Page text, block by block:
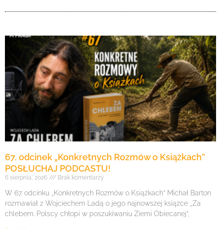
67. odcinek „Konkretnych Rozmów o Książkach”
POSŁUCHAJ PODCASTU!
6 sierpnia, 2026 Brak komentarzy
W 67. odcinku „Konkretnych Rozmów o Książkach” Michał Barton
rozmawiał z Wojciechem Ladą o jego najnowszej książce „Za
chlebem. Polscy chłopi w poszukiwaniu Ziemi Obiecanej”,